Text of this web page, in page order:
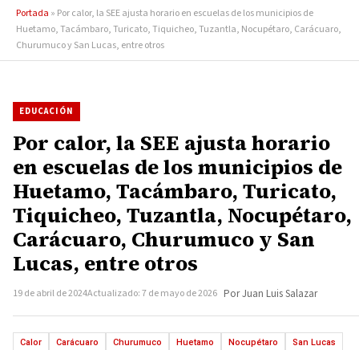
Portada » Por calor, la SEE ajusta horario en escuelas de los municipios de
Huetamo, Tacámbaro, Turicato, Tiquicheo, Tuzantla, Nocupétaro, Carácuaro,
Churumuco y San Lucas, entre otros
EDUCACIÓN
Por calor, la SEE ajusta horario
en escuelas de los municipios de
Huetamo, Tacámbaro, Turicato,
Tiquicheo, Tuzantla, Nocupétaro,
Carácuaro, Churumuco y San
Lucas, entre otros
19 de abril de 2024Actualizado: 7 de mayo de 2026 Por Juan Luis Salazar
Calor Carácuaro Churumuco Huetamo Nocupétaro
San Lucas